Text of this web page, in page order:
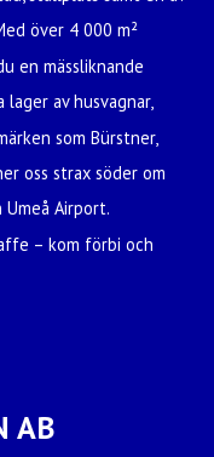
över 4 000 m²
en mässliknande
av husvagnar,
som Bürstner,
oss strax söder om
Umeå Airport.
– kom förbi och
AB